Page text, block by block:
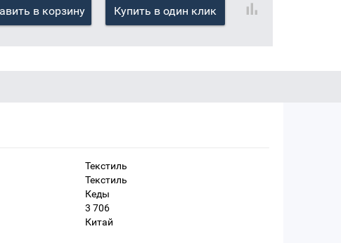
в корзину Купить в один клик
Текстиль
Текстиль
Кеды
3 706
Китай